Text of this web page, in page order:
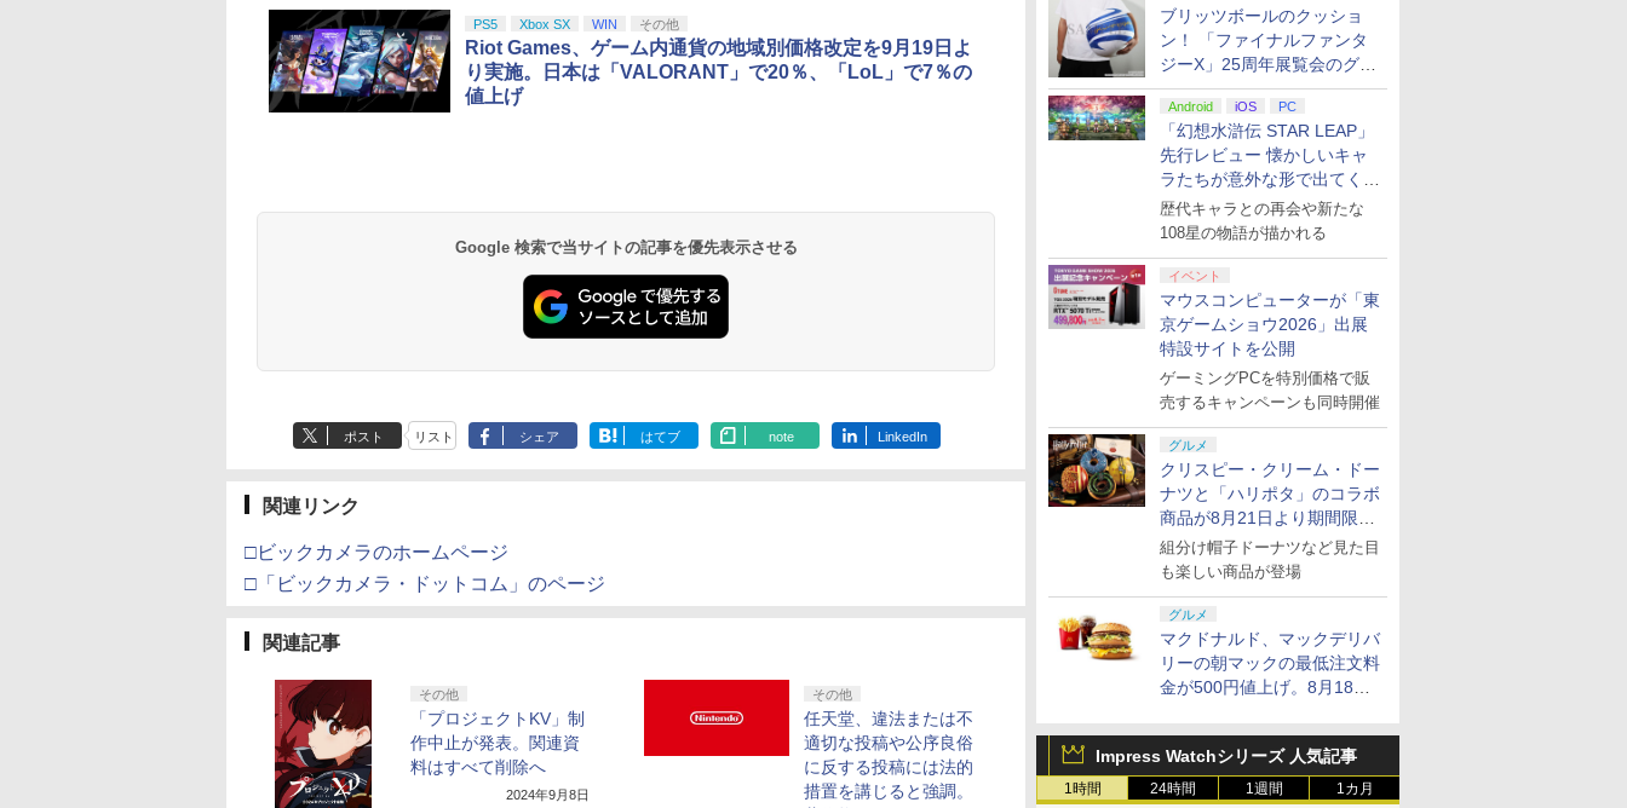
ブリッツボールのクッショ
ン！ 「ファイナルファンタ
ジーX」25周年展覧会のグッ
ズ情報が公開
Android iOS PC
「幻想水滸伝 STAR LEAP」
先行レビュー 懐かしいキャ
ラたちが意外な形で出てくる
シリーズ完全新作！
歴代キャラとの再会や新たな
108星の物語が描かれる
イベント
マウスコンピューターが「東
京ゲームショウ2026」出展
特設サイトを公開
ゲーミングPCを特別価格で販
売するキャンペーンも同時開催
グルメ
クリスピー・クリーム・ドー
ナツと「ハリポタ」のコラボ
商品が8月21日より期間限定
で発売
組分け帽子ドーナツなど見た目
も楽しい商品が登場
グルメ
マクドナルド、マックデリバ
リーの朝マックの最低注文料
金が500円値上げ。8月18日
Impress Watchシリーズ 人気記事
1時間 24時間 1週間 1カ月
PS5 Xbox SX WIN その他
Riot Games、ゲーム内通貨の地域別価格改定を9月19日よ
り実施。日本は「VALORANT」で20％、「LoL」で7％の
値上げ
Google 検索で当サイトの記事を優先表示させる
ポスト リスト シェア はてブ note LinkedIn
関連リンク
□ビックカメラのホームページ
□「ビックカメラ・ドットコム」のページ
関連記事
その他
「プロジェクトKV」制
作中止が発表。関連資
料はすべて削除へ
2024年9月8日
その他
任天堂、違法または不
適切な投稿や公序良俗
に反する投稿には法的
措置を講じると強調。